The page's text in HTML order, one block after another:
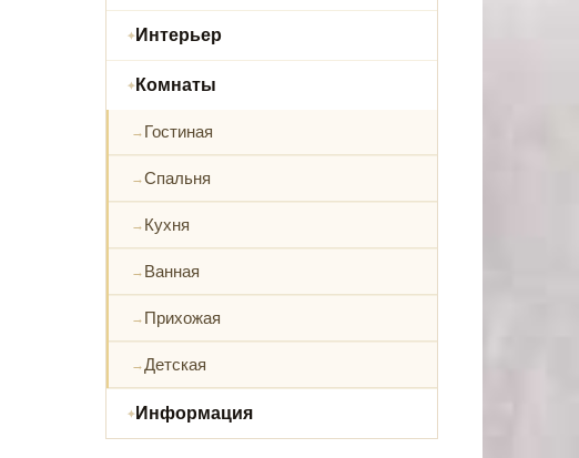
Интерьер
Комнаты
Гостиная
Спальня
Кухня
Ванная
Прихожая
Детская
Информация